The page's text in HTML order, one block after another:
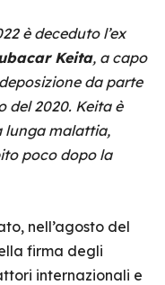
è deceduto l’ex
Keita, a capo
da parte
del 2020. Keita è
lunga malattia,
poco dopo la
nell’agosto del
firma degli
internazionali e